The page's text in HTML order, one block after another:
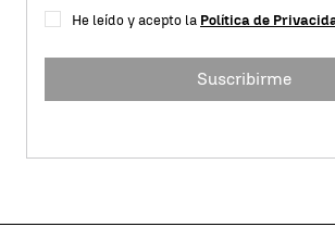
He leído y acepto la Política de
Suscribirme